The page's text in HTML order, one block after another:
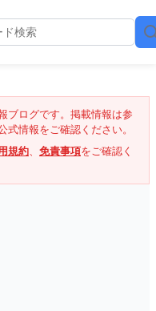
ブログです。掲載情報は参
情報をご確認ください。
規約、 免責事項をご確認く